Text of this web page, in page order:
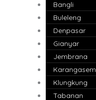
Bangli
Buleleng
Denpasar
Gianyar
Jembrana
Karangasem
Klungkung
Tabanan